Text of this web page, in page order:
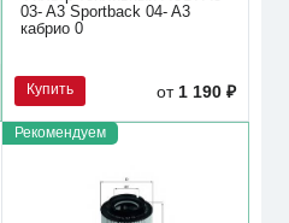
03- A3 Sportback 04- A3
кабрио 0
Купить от1 190 ₽
Рекомендуем